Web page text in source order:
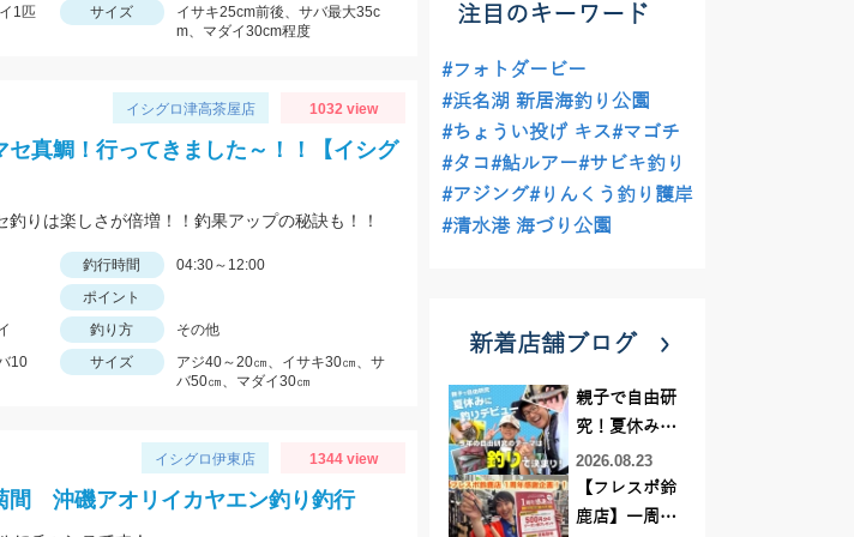
1匹 サイズ
イサキ25cm前後、サバ最大35c
m、マダイ30cm程度
イシグロ津高茶屋店 1032 view
セ真鯛！行ってきました～！！【イシグ
りは楽しさが倍増！！釣果アップの秘訣も！！
釣行時間
04:30～12:00
ポイント
釣り方
その他
10
サイズ
アジ40～20㎝、イサキ30㎝、サ
バ50㎝、マダイ30㎝
イシグロ伊東店 1344 view
間 沖磯アオリイカヤエン釣り釣行
注目のキーワード
#フォトダービー
#浜名湖 新居海釣り公園
#ちょうい投げ キス#マゴチ
#タコ#鮎ルアー#サビキ釣り
#アジング#りんくう釣り護岸
#清水港 海づり公園
新着店舗ブログ
親子で自由研
究！夏休みに
釣りデビュー
2026.08.23
【フレスポ鈴
鹿店】一周年